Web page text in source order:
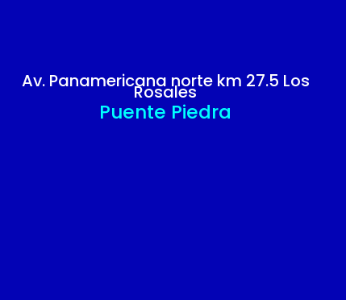
Av. Panamericana norte km 27.5 Los
Rosales
Puente Piedra